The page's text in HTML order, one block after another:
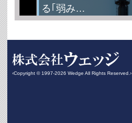
る｢弱み…
‹Copyright © 1997-2026 Wedge All Rights Reserved.›